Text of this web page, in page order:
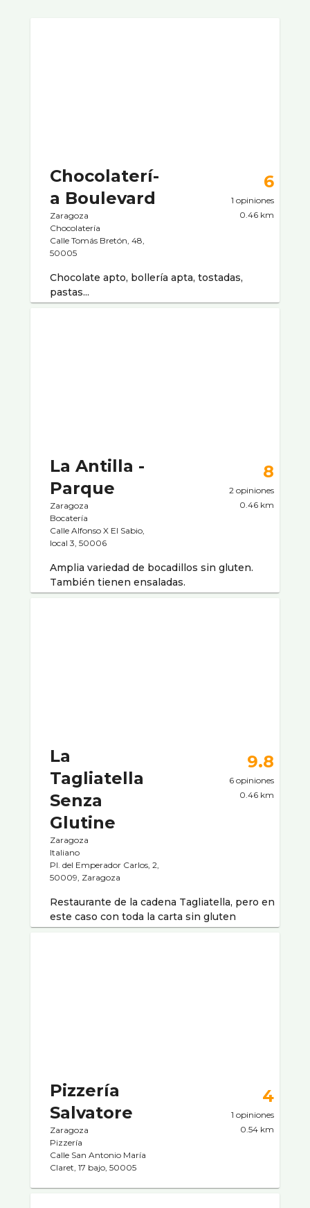
Chocolaterí­
a Boulevard
Zaragoza
Chocolaterí­a
Calle Tomás Bretón, 48,
50005
6
1 opiniones
0.46 km
Chocolate apto, bollerí­a apta, tostadas,
pastas...
La Antilla -
Parque
Zaragoza
Bocaterí­a
Calle Alfonso X El Sabio,
local 3, 50006
8
2 opiniones
0.46 km
Amplia variedad de bocadillos sin gluten.
También tienen ensaladas.
La
Tagliatella
Senza
Glutine
Zaragoza
Italiano
Pl. del Emperador Carlos, 2,
50009, Zaragoza
9.8
6 opiniones
0.46 km
Restaurante de la cadena Tagliatella, pero en
este caso con toda la carta sin gluten
Pizzería
Salvatore
Zaragoza
Pizzerí­a
Calle San Antonio María
Claret, 17 bajo, 50005
4
1 opiniones
0.54 km